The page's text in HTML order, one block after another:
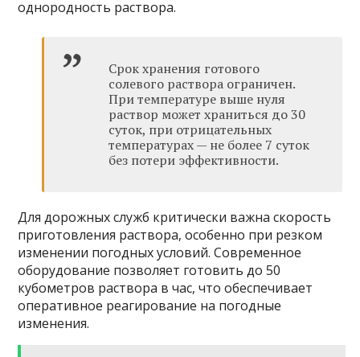
однородность раствора.
Срок хранения готового
солевого раствора ограничен.
При температуре выше нуля
раствор может храниться до 30
суток, при отрицательных
температурах — не более 7 суток
без потери эффективности.
Для дорожных служб критически важна скорость
приготовления раствора, особенно при резком
изменении погодных условий. Современное
оборудование позволяет готовить до 50
кубометров раствора в час, что обеспечивает
оперативное реагирование на погодные
изменения.